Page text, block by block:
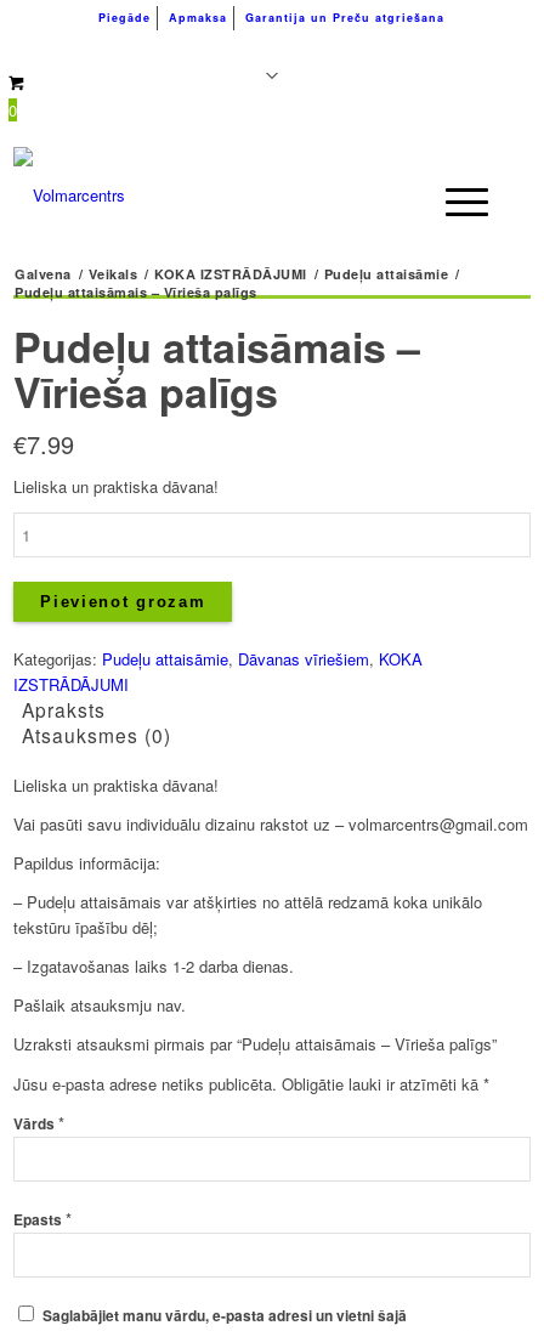
Piegāde Apmaksa Garantija un Preču atgriešana
0
Galvena / Veikals / KOKA IZSTRĀDĀJUMI / Pudeļu attaisāmie /
Pudeļu attaisāmais – Vīrieša palīgs
Pudeļu attaisāmais –
Vīrieša palīgs
€7.99
Lieliska un praktiska dāvana!
Vīrieša
palīgs
daudzums
Pievienot grozam
Kategorijas: Pudeļu attaisāmie, Dāvanas vīriešiem, KOKA
IZSTRĀDĀJUMI
Apraksts
Atsauksmes (0)
Lieliska un praktiska dāvana!
Vai pasūti savu individuālu dizainu rakstot uz – volmarcentrs@gmail.com
Papildus informācija:
– Pudeļu attaisāmais var atšķirties no attēlā redzamā koka unikālo
tekstūru īpašību dēļ;
– Izgatavošanas laiks 1-2 darba dienas.
Pašlaik atsauksmju nav.
Uzraksti atsauksmi pirmais par “Pudeļu attaisāmais – Vīrieša palīgs”
Jūsu e-pasta adrese netiks publicēta. Obligātie lauki ir atzīmēti kā*
Vārds*
Epasts*
Saglabājiet manu vārdu, e-pasta adresi un vietni šajā